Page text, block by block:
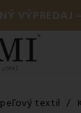
VÝPREDAJ
textil